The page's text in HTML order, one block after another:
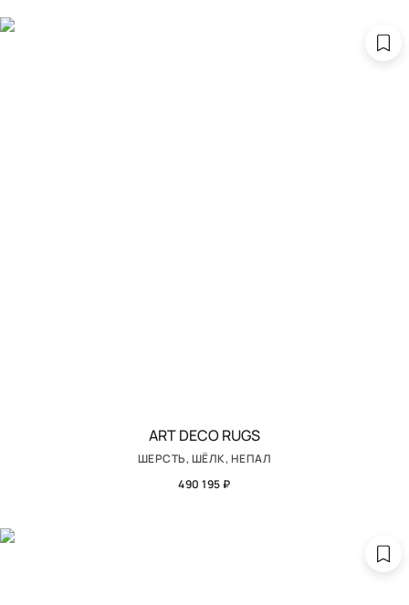
ART DECO RUGS
ШЕРСТЬ, ШЁЛК, НЕПАЛ
490 195 ₽